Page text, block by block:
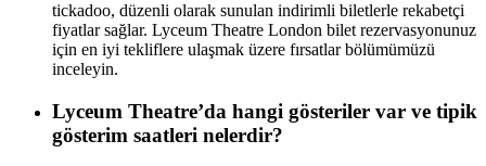
tickadoo, düzenli olarak sunulan indirimli biletlerle rekabetçi
fiyatlar sağlar. Lyceum Theatre London bilet rezervasyonunuz
için en iyi tekliflere ulaşmak üzere fırsatlar bölümümüzü
inceleyin.
Lyceum Theatre’da hangi gösteriler var ve tipik
gösterim saatleri nelerdir?